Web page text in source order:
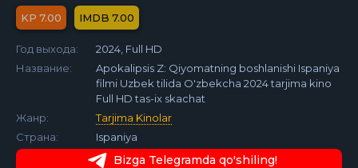
7.00 7.00
Год выхода:
2024, Full HD
Название:
Apokalipsis Z: Qiyomatning boshlanishi Ispaniya
filmi Uzbek tilida O'zbekcha 2024 tarjima kino
Full HD tas-ix skachat
Жанр:
Tarjima Kinolar
Страна:
Ispaniya
Bizga Telegramda qo'shiling!